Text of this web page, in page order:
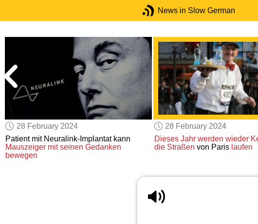
News in Slow German
28 February 2024
Patient mit Neuralink-Implantat kann
Mauszeiger mit seinen Gedanken
bewegen
28 February 2024
Dieses Jahr werden wieder
die Straßen von Paris laufen